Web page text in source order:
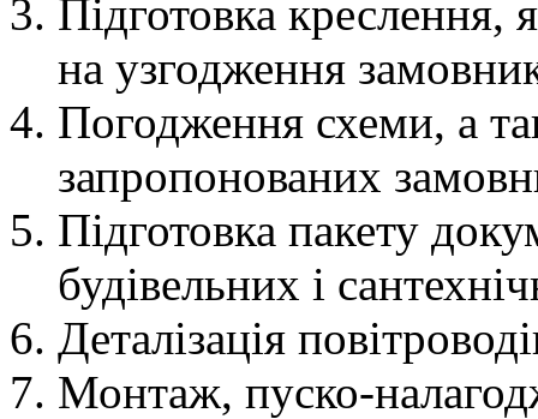
Підготовка креслення,
на узгодження
Погодження схеми, а
запропонованих
Підготовка пакету
будівельних і
Деталізація
Монтаж, пуско-